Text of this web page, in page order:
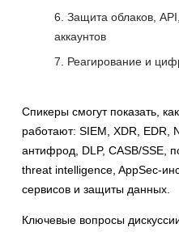
Защита облаков,
аккаунтов
Реагирование и
Спикеры смогут показать,
работают: SIEM, XDR, EDR,
антифрод, DLP, CASB/SSE,
threat intelligence, AppSec-
сервисов и защиты данных.
Ключевые вопросы